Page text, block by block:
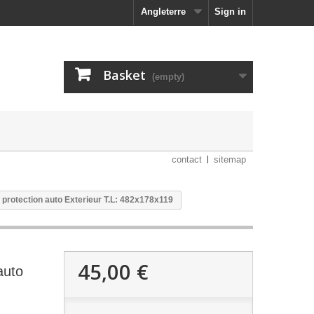
Sign in
Angleterre
Basket (empty)
contact sitemap
auto Exterieur T.L: 482x178x119
45,00 €